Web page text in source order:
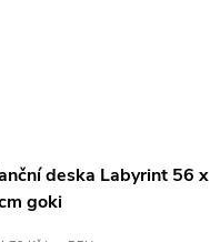
deska Labyrint 56 x
goki